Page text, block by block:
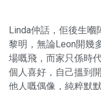
Linda仲話，佢後生嗰
黎明，無論Leon開幾
場嘅飛，而家只係時
個人喜好，自己搵到
他人嘅偶像，純粹默